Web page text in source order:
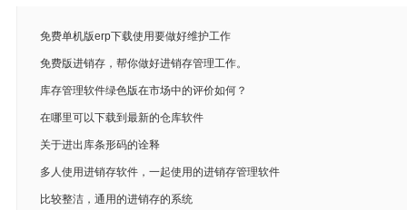
免费单机版erp下载使用要做好维护工作
免费版进销存，帮你做好进销存管理工作。
库存管理软件绿色版在市场中的评价如何？
在哪里可以下载到最新的仓库软件
关于进出库条形码的诠释
多人使用进销存软件，一起使用的进销存管理软件
比较整洁，通用的进销存的系统